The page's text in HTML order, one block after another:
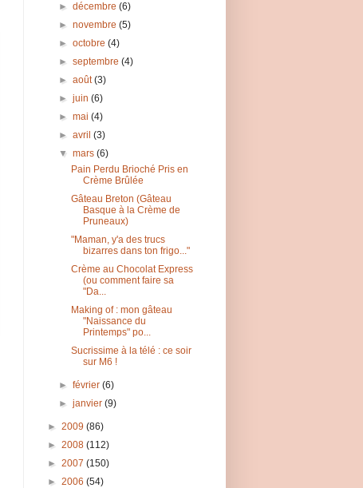
►décembre(6)
►novembre(5)
►octobre(4)
►septembre(4)
►août(3)
►juin(6)
►mai(4)
►avril(3)
▼mars(6)
Pain Perdu Brioché Pris en
Crème Brûlée
Gâteau Breton (Gâteau
Basque à la Crème de
Pruneaux)
"Maman, y'a des trucs
bizarres dans ton frigo..."
Crème au Chocolat Express
(ou comment faire sa
"Da...
Making of : mon gâteau
"Naissance du
Printemps" po...
Sucrissime à la télé : ce soir
sur M6 !
►février(6)
►janvier(9)
► 2009 (86)
► 2008 (112)
► 2007 (150)
► 2006 (54)